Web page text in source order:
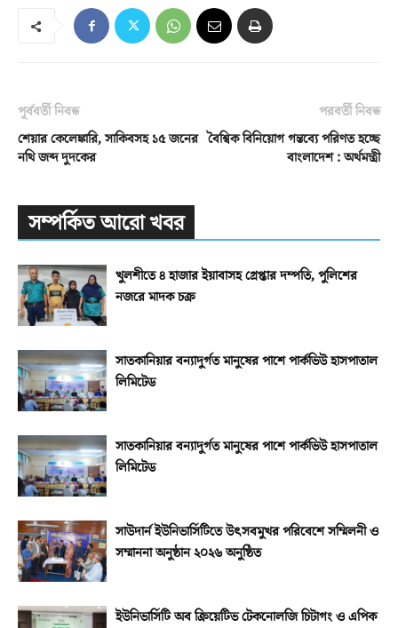
পূর্ববর্তী নিবন্ধ
শেয়ার কেলেঙ্কারি, সাকিবসহ ১৫ জনের
নথি জব্দ দুদকের
পরবর্তী নিবন্ধ
বৈশ্বিক বিনিয়োগ গন্তব্যে পরিণত হচ্ছে
বাংলাদেশ : অর্থমন্ত্রী
সম্পর্কিত আরো খবর
খুলশীতে ৪ হাজার ইয়াবাসহ গ্রেপ্তার দম্পতি, পুলিশের
নজরে মাদক চক্র
সাতকানিয়ার বন্যাদুর্গত মানুষের পাশে পার্কভিউ হাসপাতাল
লিমিটেড
সাতকানিয়ার বন্যাদুর্গত মানুষের পাশে পার্কভিউ হাসপাতাল
লিমিটেড
সাউদার্ন ইউনিভার্সিটিতে উৎসবমুখর পরিবেশে সম্মিলনী ও
সম্মাননা অনুষ্ঠান ২০২৬ অনুষ্ঠিত
ইউনিভার্সিটি অব ক্রিয়েটিভ টেকনোলজি চিটাগং ও এপিক